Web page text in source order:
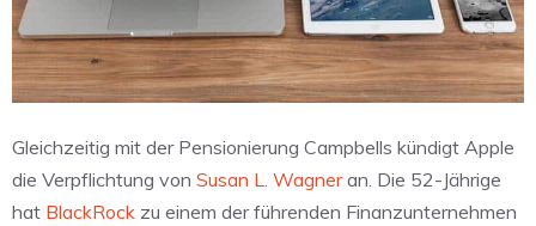
Gleichzeitig mit der Pensionierung Campbells kündigt Apple
die Verpflichtung von Susan L. Wagneran. Die 52-Jährige
hat BlackRock zu einem der führenden Finanzunternehmen